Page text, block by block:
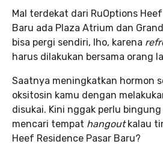
Mal terdekat dari RuOptions
Baru ada Plaza Atrium dan
bisa pergi sendiri, lho, karena
harus dilakukan bersama orang
Saatnya meningkatkan hormon
oksitosin kamu dengan
disukai. Kini nggak perlu
mencari tempat hangout kalau
Heef Residence Pasar Baru?